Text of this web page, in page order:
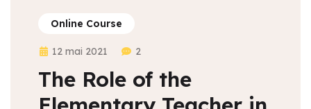
Online Course
12 mai 2021 2
The Role of the